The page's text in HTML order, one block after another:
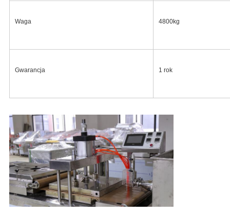
Waga 4800kg
Gwarancja 1 rok